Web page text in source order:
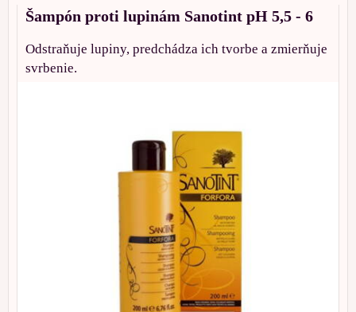
Šampón proti lupinám Sanotint pH 5,5 - 6
Odstraňuje lupiny, predchádza ich tvorbe a zmierňuje
svrbenie.